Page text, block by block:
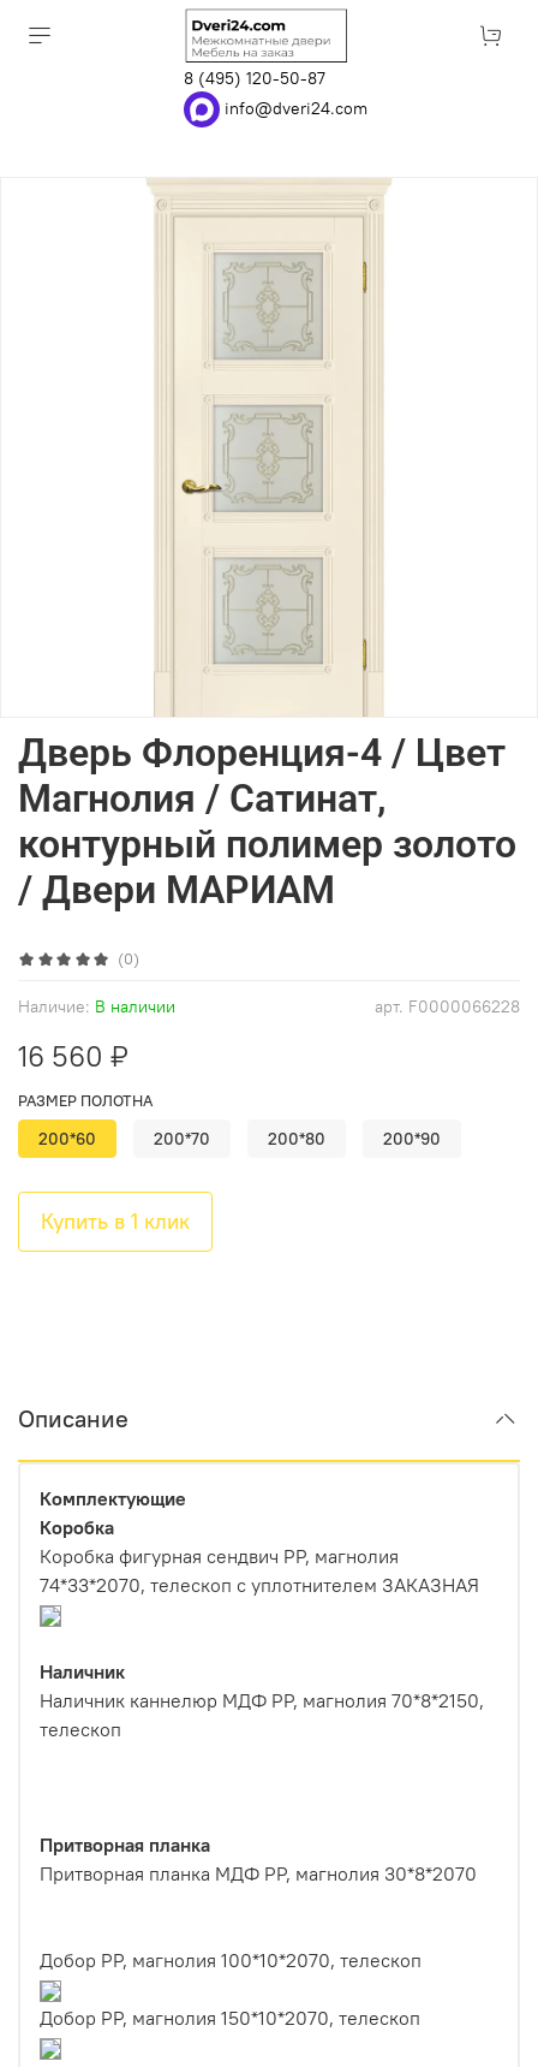
8 (495) 120-50-87
info@dveri24.com
(0)
арт. F0000066228
Наличие: В наличии
Дверь Флоренция-4 / Цвет
Магнолия / Сатинат,
контурный полимер золото
/ Двери МАРИАМ
16 560 ₽
Купить в 1 клик
РАЗМЕР ПОЛОТНА
200*60 200*70 200*80 200*90
Описание
Комплектующие
Коробка
Коробка фигурная сендвич PP, магнолия
74*33*2070, телескоп с уплотнителем ЗАКАЗНАЯ
Наличник
Наличник каннелюр МДФ РР, магнолия 70*8*2150,
телескоп
Притворная планка
Притворная планка МДФ PP, магнолия 30*8*2070
Добор PP, магнолия 100*10*2070, телескоп
Добор PP, магнолия 150*10*2070, телескоп